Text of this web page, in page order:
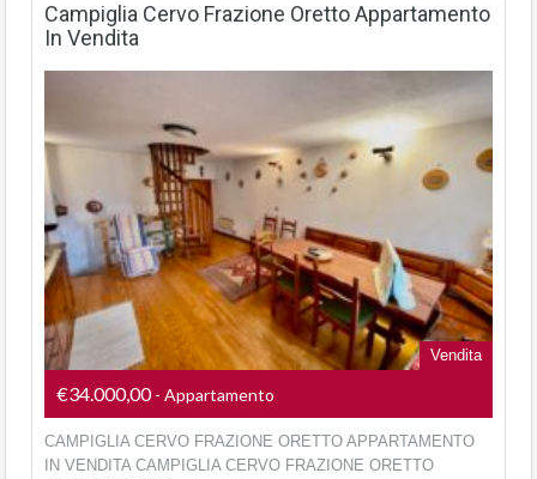
Campiglia Cervo Frazione Oretto Appartamento
In Vendita
Vendita
€34.000,00- Appartamento
CAMPIGLIA CERVO FRAZIONE ORETTO APPARTAMENTO
IN VENDITA CAMPIGLIA CERVO FRAZIONE ORETTO